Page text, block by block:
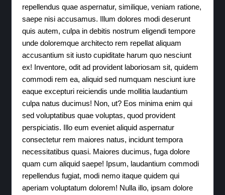
repellendus quae aspernatur, similique, veniam ratione,
saepe nisi accusamus. Illum dolores modi deserunt
quis autem, culpa in debitis nostrum eligendi tempore
unde doloremque architecto rem repellat aliquam
accusantium sit iusto cupiditate harum quo nesciunt
ex! Inventore, odit ad provident laboriosam sit, quidem
commodi rem ea, aliquid sed numquam nesciunt iure
eaque excepturi reiciendis unde mollitia laudantium
culpa natus ducimus! Non, ut? Eos minima enim qui
sed voluptatibus quae voluptas, quod provident
perspiciatis. Illo eum eveniet aliquid aspernatur
consectetur rem maiores natus, incidunt tempora
necessitatibus quasi. Maiores ducimus, fuga dolore
quam cum aliquid saepe! Ipsum, laudantium commodi
repellendus fugiat, modi nemo itaque quidem qui
aperiam voluptatum dolorem! Nulla illo, ipsam dolore